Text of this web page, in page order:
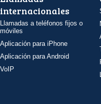
internacionales
Llamadas a teléfonos fijos o
móviles
Aplicación para iPhone
Aplicación para Android
VoIP